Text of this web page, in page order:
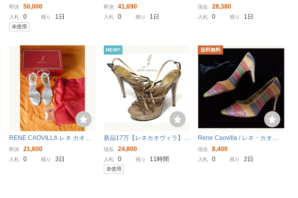
ラ サンダル ストラップ ゴール
ド 36 rene caovilla
即決 50,000
入札 0 残り 1日
未使用
オヴィラ ビジュー装飾 ヒール
サンダル 37.5 ブラック/シルバ
即決 41,690
入札 0 残り 1日
OVILLA パンプス ハイヒール
靴 ピンヒール C7093 ゴールド
現在 28,380
入札 0 残り 1日
RENE CAOVILLA レネ カオヴ
ィラ パンプス 靴 サンダル L 宝
石 フォーマル パーティ 結婚式
即決 21,600
入札 0 残り 3日
NEW!!
新品17万【レネカオヴィラ】豪
華!!伊製スワロフスキーサンダ
ル
現在 24,800
入札 0 残り 11時間
未使用
送料無料
Rene Caovilla / レネ・カオヴ
ィラ ヒール シューズ パンプス
ハイヒール レザー イタリア製
現在 8,400
入札 0 残り 2日